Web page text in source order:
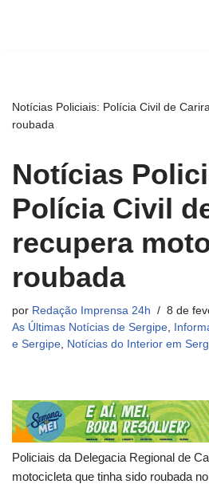
Notícias Policiais: Polícia Civil de
roubada
Notícias
Polícia Civil
recupera
roubada
por Redação Imprensa 24h
8 de
As Últimas Notícias de Sergipe,
e Sergipe, Notícias do Interior em
Policiais da Delegacia Regional de
motocicleta que tinha sido roubada